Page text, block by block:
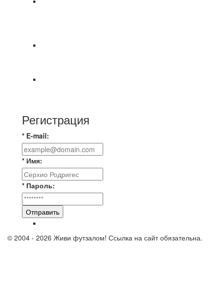
Регистрация
* E-mail:
* Имя:
* Пароль:
Отправить
© 2004 - 2026 Живи футзалом! Ссылка на сайт обязательна.